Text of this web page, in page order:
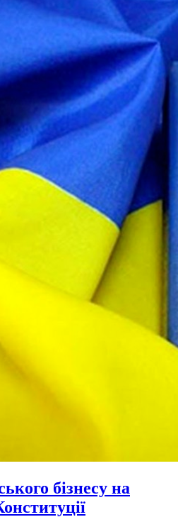
бізнесу на